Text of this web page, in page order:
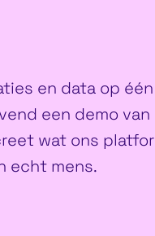
en data op
een demo
wat ons
echt mens.